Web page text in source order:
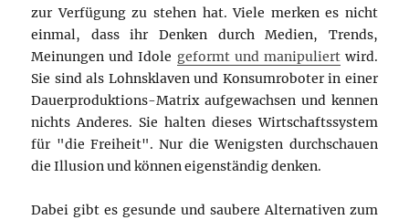
zur Verfügung zu stehen hat. Viele merken es nicht
einmal, dass ihr Denken durch Medien, Trends,
Meinungen und Idole geformt und manipuliertwird.
Sie sind als Lohnsklaven und Konsumroboter in einer
Dauerproduktions-Matrix aufgewachsen und kennen
nichts Anderes. Sie halten dieses Wirtschaftssystem
für "die Freiheit". Nur die Wenigsten durchschauen
die Illusion und können eigenständig denken.
Dabei gibt es gesunde und saubere Alternativen zum